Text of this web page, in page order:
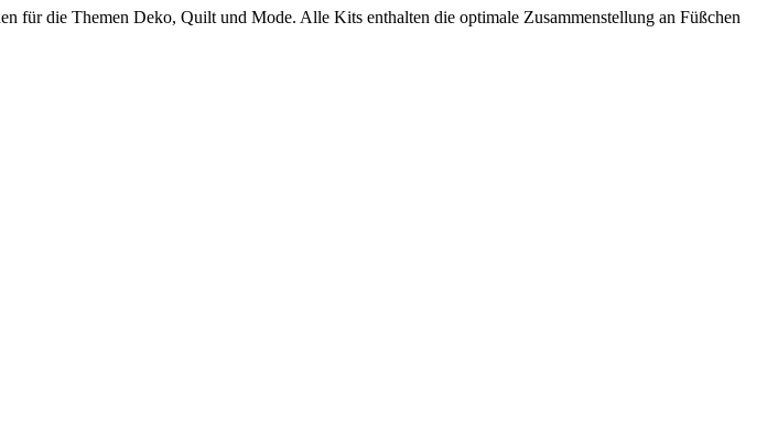
für die Themen Deko, Quilt und Mode. Alle Kits enthalten die optimale Zusammenstellung an Füßchen